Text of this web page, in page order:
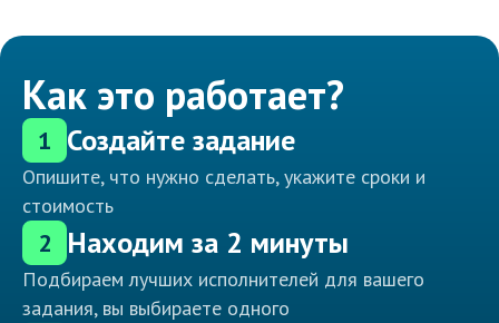
Как это работает?
1 Создайте задание
Опишите, что нужно сделать, укажите сроки и
стоимость
2 Находим за 2 минуты
Подбираем лучших исполнителей для вашего
задания, вы выбираете одного